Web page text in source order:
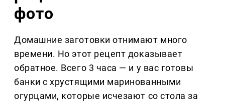
фото
Домашние заготовки отнимают много
времени. Но этот рецепт доказывает
обратное. Всего 3 часа — и у вас готовы
банки с хрустящими маринованными
огурцами, которые исчезают со стола за